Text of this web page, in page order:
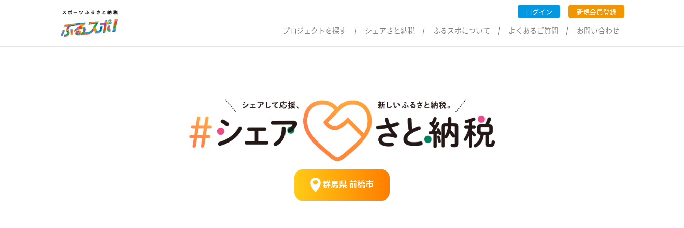
ログイン 新規会員登録
プロジェクトを探す シェアさと納税 ふるスポについて よくあるご質問 お問い合わせ
群馬県 前橋市